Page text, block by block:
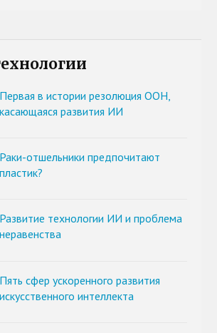
Первая в истории резолюция ООН,
касающаяся развития ИИ
Раки-отшельники предпочитают
пластик?
Развитие технологии ИИ и проблема
неравенства
Пять сфер ускоренного развития
искусственного интеллекта